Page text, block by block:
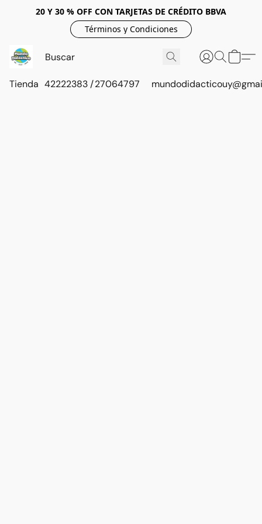
20 Y 30 % OFF CON TARJETAS DE CRÉDITO BBVA
Términos y Condiciones
Tienda 42222383 / 27064797